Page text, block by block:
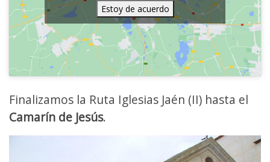
Estoy de acuerdo
Finalizamos la Ruta Iglesias Jaén (II) hasta el
Camarín de Jesús.